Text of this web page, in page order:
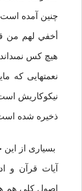
چنين آمده
هيچ كس
نعمتهايى كه
نيكوكاريش
ذخيره شده
بسيارى از اين
آيات قرآن و
اصول كلى هم